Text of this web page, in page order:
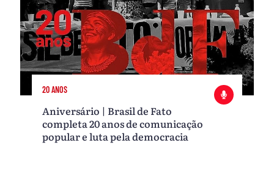
20 ANOS
Aniversário | Brasil de Fato
completa 20 anos de comunicação
popular e luta pela democracia